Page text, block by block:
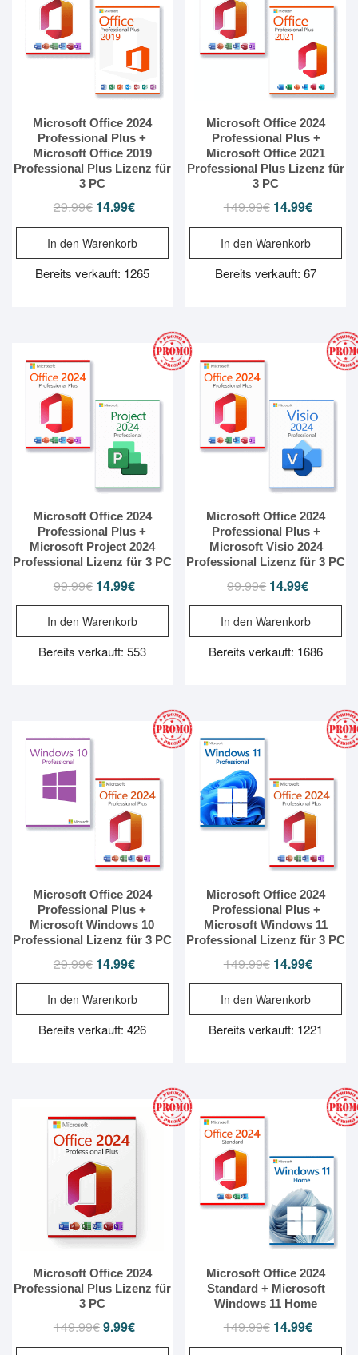
Microsoft Office 2024
Professional Plus +
Microsoft Office 2019
Professional Plus Lizenz für
3 PC
29.99€ Ursprünglicher
Preis
war:
29.99€
14.99€Aktueller
Preis
ist:
14.99€.
In den Warenkorb
Bereits verkauft: 1265
Microsoft Office 2024
Professional Plus +
Microsoft Office 2021
Professional Plus Lizenz für
3 PC
149.99€ Ursprünglicher
Preis
war:
149.99€
14.99€Aktueller
Preis
14.99€.
In den Warenkorb
Bereits verkauft: 67
Microsoft Office 2024
Professional Plus +
Microsoft Project 2024
Professional Lizenz für 3 PC
99.99€ Ursprünglicher
Preis
war:
99.99€
14.99€Aktueller
Preis
ist:
14.99€.
In den Warenkorb
Bereits verkauft: 553
Microsoft Office 2024
Professional Plus +
Microsoft Visio 2024
Professional Lizenz für 3 PC
99.99€ Ursprünglicher
Preis
war:
99.99€
14.99€
Preis
ist:
14.99€.
In den Warenkorb
Bereits verkauft: 1686
Microsoft Office 2024
Professional Plus +
Microsoft Windows 10
Professional Lizenz für 3 PC
29.99€ Ursprünglicher
Preis
war:
29.99€
14.99€Aktueller
Preis
ist:
14.99€.
In den Warenkorb
Bereits verkauft: 426
Microsoft Office 2024
Professional Plus +
Microsoft Windows 11
Professional Lizenz für 3 PC
149.99€ Ursprünglicher
Preis
war:
149.99€
14.99€Aktueller
Preis
14.99€.
In den Warenkorb
Bereits verkauft: 1221
Microsoft Office 2024
Professional Plus Lizenz für
3 PC
149.99€Ursprünglicher
Preis
9.99€Aktueller
Preis
Microsoft Office 2024
Standard + Microsoft
Windows 11 Home
149.99€ Ursprünglicher
Preis
14.99€Aktueller
Preis